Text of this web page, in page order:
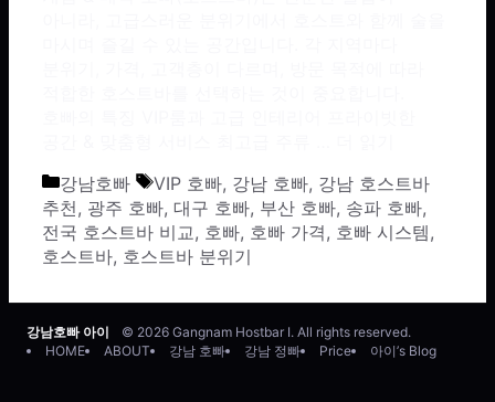
카테고리
강남호빠 태그
VIP 호빠, 강남 호빠, 강남 호스트바
추천, 광주 호빠, 대구 호빠, 부산 호빠, 송파 호빠,
전국 호스트바 비교, 호빠, 호빠 가격, 호빠 시스템,
호스트바, 호스트바 분위기
강남호빠 아이
© 2026 Gangnam Hostbar I. All rights reserved.
HOME
ABOUT 강남 호빠 강남 정빠 Price 아이’s Blog